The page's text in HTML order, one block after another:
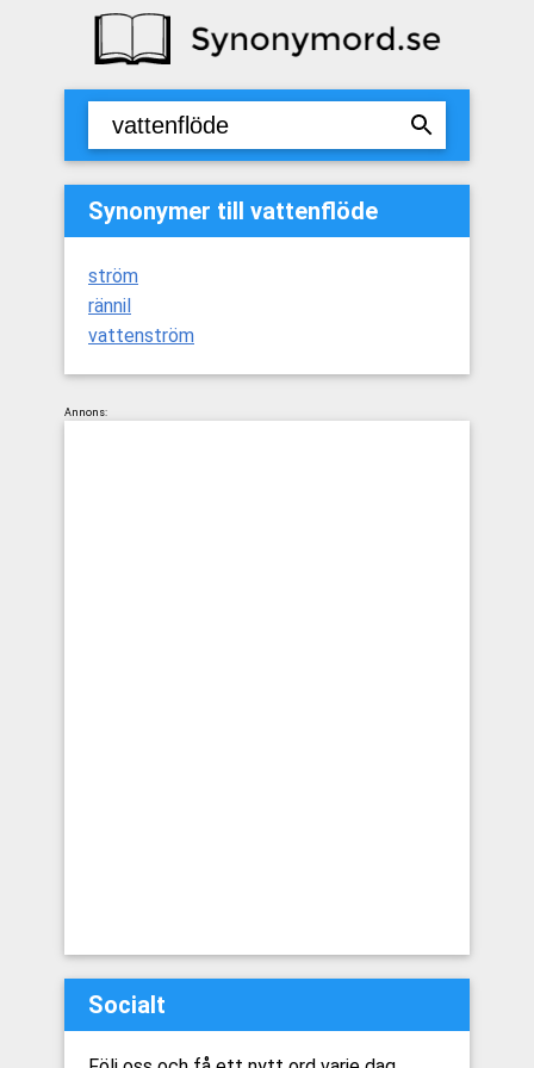
Synonymer till vattenflöde
ström
rännil
vattenström
Annons:
Socialt